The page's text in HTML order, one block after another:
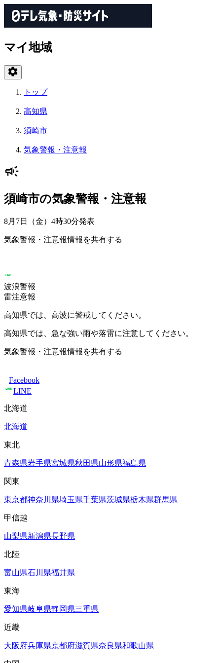
マイ地域
トップ
高知県
須崎市
気象警報・注意報
須崎市の気象警報・注意報
8月7日（金）4時30分発表
気象警報・注意報情報を共有する
波浪警報
雷注意報
高知県では、高波に警戒してください。
高知県では、急な強い雨や落雷に注意してください。
気象警報・注意報情報を共有する
Facebook
LINE
北海道
北海道
東北
青森県岩手県宮城県秋田県山形県福島県
関東
東京都神奈川県埼玉県千葉県茨城県栃木県群馬県
甲信越
山梨県新潟県長野県
北陸
富山県石川県福井県
東海
愛知県岐阜県静岡県三重県
近畿
大阪府兵庫県京都府滋賀県奈良県和歌山県